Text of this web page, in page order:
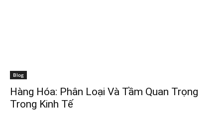
Blog
Hàng Hóa: Phân Loại Và Tầm Quan Trọng
Trong Kinh Tế